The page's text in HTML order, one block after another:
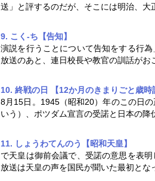
送 」と評するのだが、そこには明治、
9. こく‐ち【告知】
演説を行うことについて告知をする行
放送のあと、連日校長や教官の訓話がお
10. 終戦の日 【12か月のきまりごと歳時
8月15日。1945（昭和20）年のこの日
いう）、ポツダム宣言の受諾と日本の降
11. しょうわてんのう【昭和天皇】
で天皇は御前会議で、受諾の意思を表
放送は天皇の声を国民が聞いた最初と